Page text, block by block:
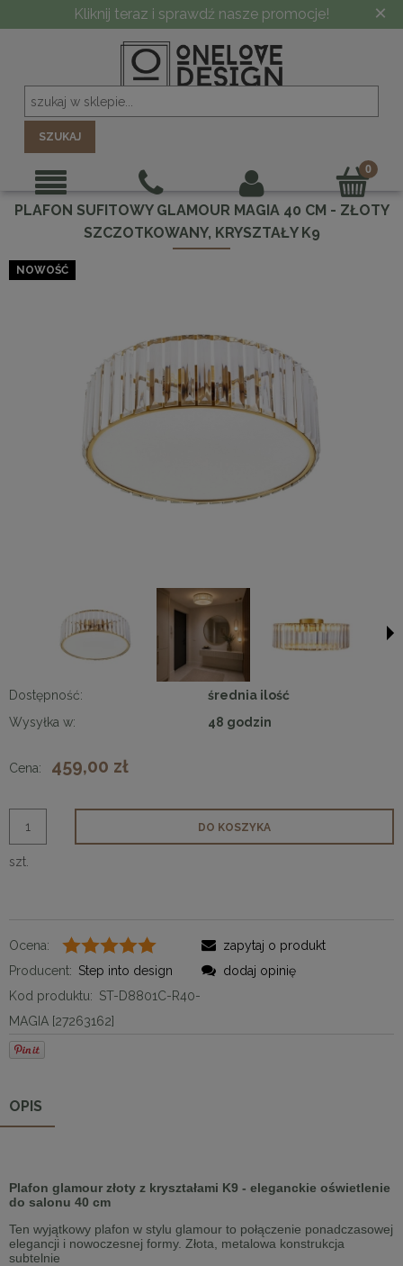
Kliknij teraz i sprawdź nasze promocje! ×
SZUKAJ
PLAFON SUFITOWY GLAMOUR MAGIA 40 CM - ZŁOTY
SZCZOTKOWANY, KRYSZTAŁY K9
NOWOŚĆ
Dostępność:
średnia ilość
Wysyłka w:
48 godzin
Cena: 459,00 zł
szt.
DO KOSZYKA
Ocena:
Producent: Step into design
Kod produktu: ST-D8801C-R40-
MAGIA [27263162]
zapytaj o produkt
dodaj opinię
OPIS
Plafon glamour złoty z kryształami K9 - eleganckie oświetlenie
do salonu 40 cm
Ten wyjątkowy plafon w stylu glamour to połączenie ponadczasowej
elegancji i nowoczesnej formy. Złota, metalowa konstrukcja
subtelnie